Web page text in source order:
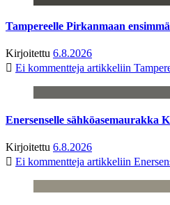
Tampereelle Pirkanmaan
Kirjoitettu 6.8.2026
Ei kommentteja artikkeliin
Enersenselle sähköasemaurakka
Kirjoitettu 6.8.2026
Ei kommentteja artikkeliin